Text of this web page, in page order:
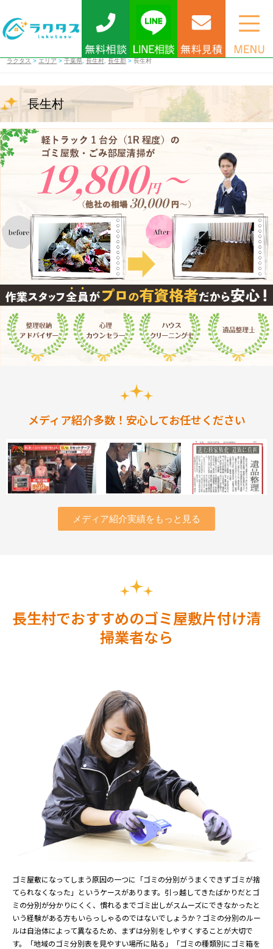
ラクタス > エリア >千葉県 ,長生村 ,長生郡 >長生村
長生村
メディア紹介多数！安心してお任せください
メディア紹介実績をもっと見る
長生村でおすすめのゴミ屋敷片付け清
掃業者なら
ゴミ屋敷になってしまう原因の一つに「ゴミの分別がうまくできずゴミが捨
てられなくなった」というケースがあります。引っ越してきたばかりだとゴ
ミの分別が分かりにくく、慣れるまでゴミ出しがスムーズにできなかったと
いう経験がある方もいらっしゃるのではないでしょうか？ゴミの分別のルー
ルは自治体によって異なるため、まずは分別をしやすくすることが大切で
す。「地域のゴミ分別表を見やすい場所に貼る」「ゴミの種類別にゴミ箱を